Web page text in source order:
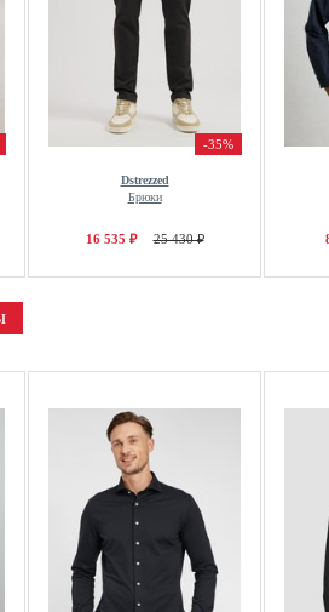
-35%
Dstrezzed
Брюки
16 535 ₽ 25 430 ₽